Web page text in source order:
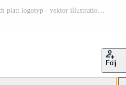
Följ